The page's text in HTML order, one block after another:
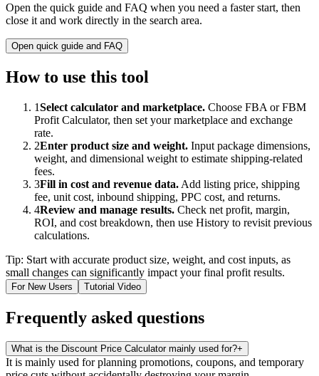
Open the quick guide and FAQ when you need a faster start, then
close it and work directly in the search area.
Open quick guide and FAQ
How to use this tool
1Select calculator and marketplace. Choose FBA or FBM
Profit Calculator, then set your marketplace and exchange
rate.
2Enter product size and weight. Input package dimensions,
weight, and dimensional weight to estimate shipping-related
fees.
3Fill in cost and revenue data. Add listing price, shipping
fee, unit cost, inbound shipping, PPC cost, and returns.
4Review and manage results. Check net profit, margin,
ROI, and cost breakdown, then use History to revisit previous
calculations.
Tip: Start with accurate product size, weight, and cost inputs, as
small changes can significantly impact your final profit results.
For New Users Tutorial Video
Frequently asked questions
What is the Discount Price Calculator mainly used for?+
It is mainly used for planning promotions, coupons, and temporary